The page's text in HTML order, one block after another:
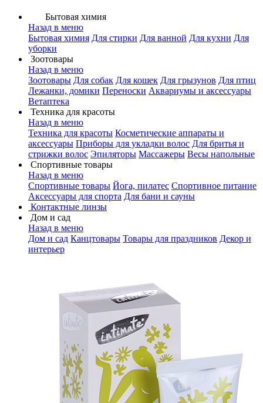
Бытовая химия
Назад в меню
Бытовая химия Для стирки Для ванной Для кухни Для
уборки
Зоотовары
Назад в меню
Зоотовары Для собак Для кошек Для грызунов Для птиц
Лежанки, домики Переноски Аквариумы и аксессуары
Ветаптека
Техника для красоты
Назад в меню
Техника для красоты Косметические аппараты и
аксессуары Приборы для укладки волос Для бритья и
стрижки волос Эпиляторы Массажеры Весы напольные
Спортивные товары
Назад в меню
Спортивные товары Йога, пилатес Спортивное питание
Аксессуары для спорта Для бани и сауны
Контактные линзы
Дом и сад
Назад в меню
Дом и сад Канцтовары Товары для праздников Декор и
интерьер